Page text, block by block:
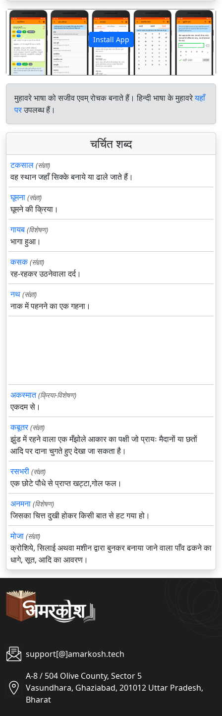
Install App
पिछला अगला
मुहावरे भाषा को सजीव एवम् रोचक बनाते हैं। हिन्दी भाषा के मुहावरेयहाँ
परउपलब्ध हैं।
चर्चित शब्द
टकसाल (संज्ञा)
वह स्थान जहाँ सिक्के बनाये या ढाले जाते हैं।
घूमना (संज्ञा)
घूमने की क्रिया।
गायब (विशेषण)
भागा हुआ।
कसक (संज्ञा)
रह-रहकर उठनेवाला दर्द।
नथ (संज्ञा)
नाक में पहनने का एक गहना।
अकस्मात (क्रिया-विशेषण)
एकदम से।
कबूतर (संज्ञा)
झुंड में रहने वाला एक मँझोले आकार का पक्षी जो प्रायः मैदानों या छतों
आदि पर दाना चुगते हुए देखा जा सकता है।
रसभरी (संज्ञा)
एक छोटे पौधे से प्राप्त खट्टा,गोल फल।
अनमना (विशेषण)
जिसका चित्त दुखी होकर किसी बात से हट गया हो।
मोजा (संज्ञा)
क्रोशिये, सिलाई अथवा मशीन द्वारा बुनकर बनाया जाने वाला पाँव ढकने का
धागे, सूत, आदि का आवरण।
support[@]amarkosh.tech
A-8 / 504 Olive County, Sector 5
Vasundhara, Ghaziabad, 201012 Uttar Pradesh,
Bharat